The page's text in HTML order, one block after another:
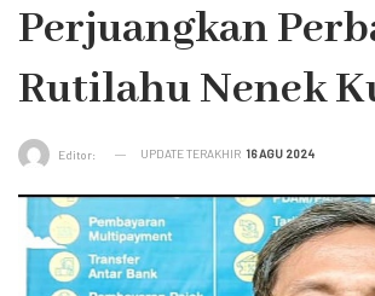
Perjuangkan
Rutilahu Nenek
Editor: UPDATE TERAKHIR 16 AGU 2024